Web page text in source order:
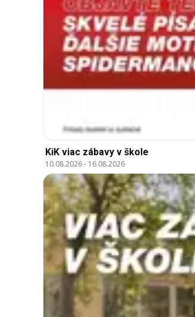
KiK viac zábavy v škole
10.08.2026- 16.08.2026